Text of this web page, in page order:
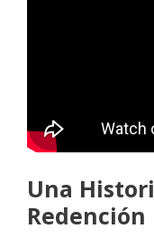
Una
Redención